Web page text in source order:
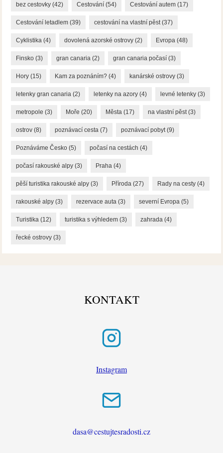
bez cestovky (42) Cestování (54) Cestování autem (17)
Cestování letadlem (39) cestování na vlastní pěst(37)
Cyklistika (4) dovolená azorské ostrovy (2) Evropa (48)
Finsko (3) gran canaria (2) gran canaria počasí (3)
Hory (15) Kam za poznáním? (4) kanárské ostrovy (3)
letenky gran canaria (2) letenky na azory (4) levné letenky (3)
metropole (3) Moře (20) Města (17) na vlastní pěst(3)
ostrov (8) poznávací cesta (7) poznávací pobyt(9)
Poznáváme Česko (5) počasí na cestách (4)
počasí rakouské alpy (3) Praha (4)
pěší turistika rakouské alpy (3) Příroda (27) Rady na cesty (4)
rakouské alpy (3) rezervace auta (3) severní Evropa (5)
Turistika (12) turistika s výhledem (3) zahrada (4)
řecké ostrovy (3)
KONTAKT
Instagram
dasa@cestujtesradosti.cz